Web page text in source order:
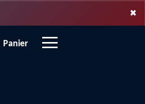
×
Panier
×